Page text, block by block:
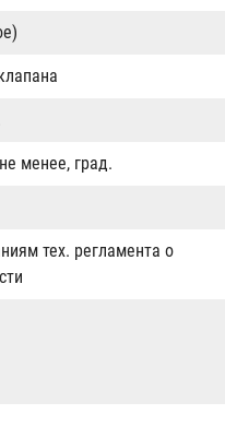
менее, град.
тех. регламента о